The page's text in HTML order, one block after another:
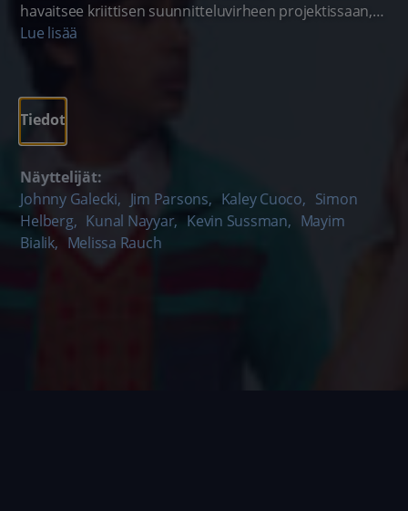
havaitsee kriittisen suunnitteluvirheen projektissaan,
jonka hän teki NASAlle.
Lue lisää
Tiedot
Näyttelijät:
Johnny Galecki, Jim Parsons, Kaley Cuoco, Simon
Helberg, Kunal Nayyar, Kevin Sussman, Mayim
Bialik, Melissa Rauch